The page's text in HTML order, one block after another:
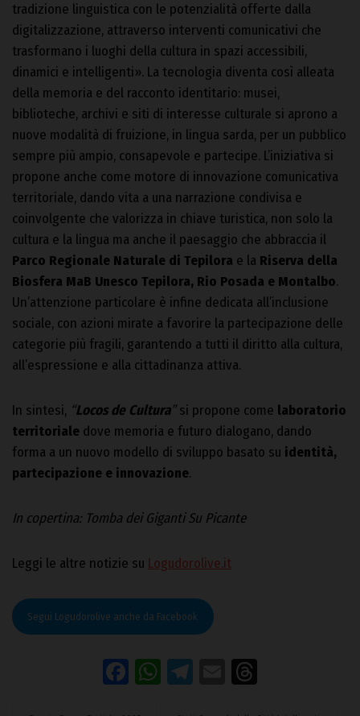
tradizione linguistica con le potenzialità offerte dalla
digitalizzazione, attraverso interventi comunicativi che
trasformano i luoghi della cultura in spazi accessibili,
dinamici e intelligenti». La tecnologia diventa così alleata
della memoria e del racconto identitario: musei,
biblioteche, archivi e siti di interesse culturale si aprono a
nuove modalità di fruizione, in lingua sarda, per un pubblico
sempre più ampio, consapevole e partecipe. L’iniziativa si
propone anche come motore di innovazione comunicativa
territoriale, dando vita a una narrazione condivisa e
coinvolgente che valorizza in chiave turistica, non solo la
cultura e la lingua ma anche il paesaggio che abbraccia il
Parco Regionale Naturale di Tepilora e la Riserva della
Biosfera MaB Unesco Tepilora, Rio Posada e Montalbo.
Un’attenzione particolare è infine dedicata all’inclusione
sociale, con azioni mirate a favorire la partecipazione delle
categorie più fragili, garantendo a tutti il diritto alla cultura,
all’espressione e alla cittadinanza attiva.
In sintesi, “Locos de Cultura”si propone come laboratorio
territoriale dove memoria e futuro dialogano, dando
forma a un nuovo modello di sviluppo basato su identità,
partecipazione e innovazione.
In copertina: Tomba dei Giganti Su Picante
Leggi le altre notizie su Logudorolive.it
Segui Logudorolive anche da Facebook
Facebook
WhatsApp
Telegram
Email